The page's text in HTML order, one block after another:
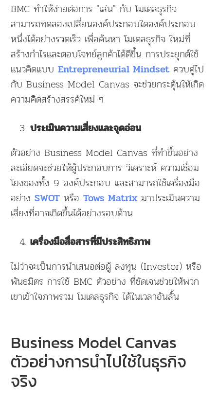
BMC ทำให้ง่ายต่อการ "เล่น" กับ โมเดลธุรกิจ
สามารถทดลองเปลี่ยนองค์ประกอบใดองค์ประกอบ
หนึ่งได้อย่างรวดเร็ว เพื่อค้นหา โมเดลธุรกิจ ใหม่ที่
สร้างกำไรและตอบโจทย์ลูกค้าได้ดีขึ้น การประยุกต์ใช้
แนวคิดแบบEntrepreneurial Mindset ควบคู่ไป
กับ Business Model Canvas จะช่วยกระตุ้นให้เกิด
ความคิดสร้างสรรค์ใหม่ ๆ
ประเมินความเสี่ยงและจุดอ่อน
ตัวอย่าง Business Model Canvas ที่ทำขึ้นอย่าง
ละเอียดจะช่วยให้ผู้ประกอบการ วิเคราะห์ ความเชื่อม
โยงของทั้ง 9 องค์ประกอบ และสามารถใช้เครื่องมือ
อย่างSWOT หรือTows Matrix มาประเมินความ
เสี่ยงที่อาจเกิดขึ้นได้อย่างรอบด้าน
เครื่องมือสื่อสารที่มีประสิทธิภาพ
ไม่ว่าจะเป็นการนำเสนอต่อผู้ ลงทุน (Investor) หรือ
พันธมิตร การใช้ BMC ตัวอย่าง ที่ชัดเจนช่วยให้พวก
เขาเข้าใจภาพรวม โมเดลธุรกิจ ได้ในเวลาอันสั้น
Business Model Canvas
ตัวอย่างการนำไปใช้ในธุรกิจ
จริง